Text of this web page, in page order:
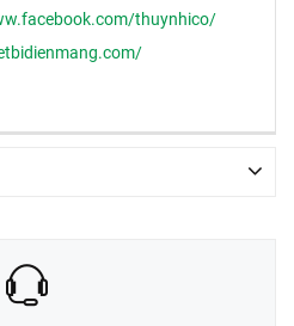
thuynhico/